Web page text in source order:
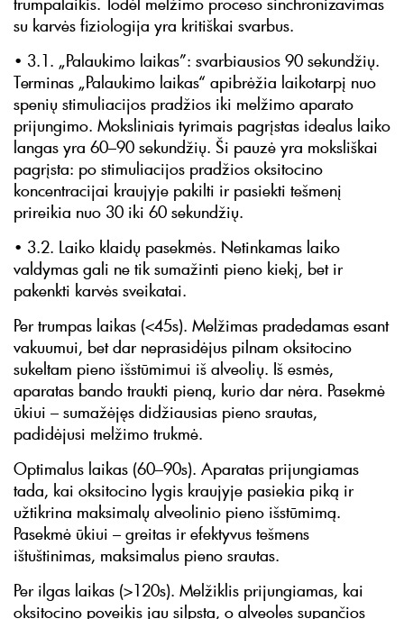
su karvės fiziologija yra kritiškai svarbus.
• 3.1. „Palaukimo laikas”: svarbiausios 90 sekundžių.
Terminas „Palaukimo laikas“ apibrėžia laikotarpį nuo
spenių stimuliacijos pradžios iki melžimo aparato
prijungimo. Moksliniais tyrimais pagrįstas idealus laiko
langas yra 60–90 sekundžių. Ši pauzė yra moksliškai
pagrįsta: po stimuliacijos pradžios oksitocino
koncentracijai kraujyje pakilti ir pasiekti tešmenį
prireikia nuo 30 iki 60 sekundžių.
• 3.2. Laiko klaidų pasekmės. Netinkamas laiko
valdymas gali ne tik sumažinti pieno kiekį, bet ir
pakenkti karvės sveikatai.
Per trumpas laikas (<45s). Melžimas pradedamas esant
vakuumui, bet dar neprasidėjus pilnam oksitocino
sukeltam pieno išstūmimui iš alveolių. Iš esmės,
aparatas bando traukti pieną, kurio dar nėra. Pasekmė
ūkiui – sumažėjęs didžiausias pieno srautas,
padidėjusi melžimo trukmė.
Optimalus laikas (60–90s). Aparatas prijungiamas
tada, kai oksitocino lygis kraujyje pasiekia piką ir
užtikrina maksimalų alveolinio pieno išstūmimą.
Pasekmė ūkiui – greitas ir efektyvus tešmens
ištuštinimas, maksimalus pieno srautas.
Per ilgas laikas (>120s). Melžiklis prijungiamas, kai
oksitocino poveikis jau silpsta, o alveoles supančios